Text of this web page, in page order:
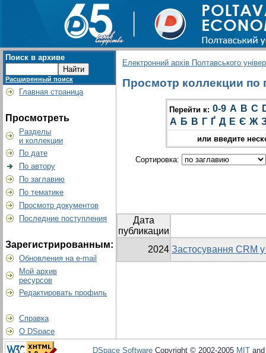
Поиск в архиве
Расширенный поиск
Главная страница
Просмотреть
Разделы
и коллекции
По дате
По автору
По заглавию
По тематике
Просмотр документов
Последние поступления
Зарегистрированным:
Обновления на e-mail
Мой архив
ресурсов
Редактировать профиль
Справка
О DSpace
Електронний архів Полтавського
Просмотр коллекции по
Перейти к: 0-9 A B C
А Б В Г Ґ Д Е Є Ж
или введите
Сортировка:
Дата
публикации
2024 Застосування CRM у
DSpace Software Copyright © 2002-2005 MIT